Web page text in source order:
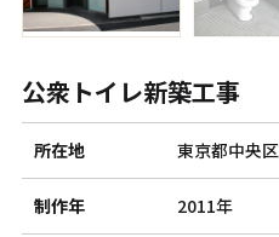
公衆トイレ新築工事
所在地 東京都中央区
制作年 2011年